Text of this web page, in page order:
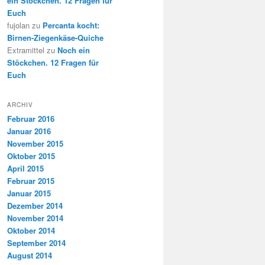
Euch
fujolan zu Percanta kocht:
Birnen-Ziegenkäse-Quiche
Extramittel zu Noch ein
Stöckchen. 12 Fragen für
Euch
ARCHIV
Februar 2016
Januar 2016
November 2015
Oktober 2015
April 2015
Februar 2015
Januar 2015
Dezember 2014
November 2014
Oktober 2014
September 2014
August 2014